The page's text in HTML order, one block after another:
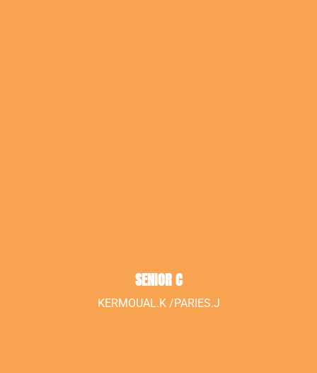
SENIOR C
KERMOUAL.K /PARIES.J